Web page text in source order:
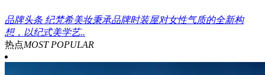
品牌头条 纪梵希美妆秉承品牌时装屋对女性气质的全新构
想，以纪式美学艺..
热点MOST POPULAR